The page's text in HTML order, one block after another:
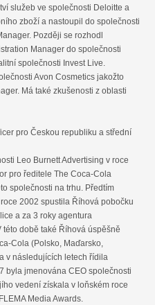
služeb ve společnosti Deloitte a
zboží a nastoupil do společnosti
Později se rozhodl
Manager do společnosti
společnosti Invest Live.
Avon Cosmetics jakožto
Má také zkušenosti z oblasti
pro Českou republiku a střední
Leo Burnett Advertising v roce
pro ředitele The Coca-Cola
společnosti na trhu. Předtím
2002 spustila Říhová pobočku
a za 3 roky agentura
době také Říhová úspěšně
Cola (Polsko, Maďarsko,
v následujících letech řídila
byla jmenována CEO společnosti
vedení získala v loňském roce
Media Awards.